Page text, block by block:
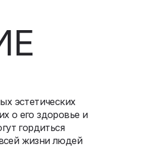
эстетических
о его здоровье и
гордиться
жизни людей